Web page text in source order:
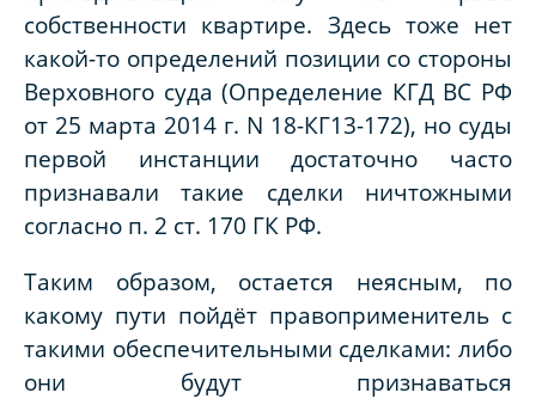
собственности квартире. Здесь тоже нет
какой-то определений позиции со стороны
Верховного суда (Определение КГД ВС РФ
от 25 марта 2014 г. N 18-КГ13-172), но суды
первой инстанции достаточно часто
признавали такие сделки ничтожными
согласно п. 2 ст. 170 ГК РФ.
Таким образом, остается неясным, по
какому пути пойдёт правоприменитель с
такими обеспечительными сделками: либо
они будут признаваться